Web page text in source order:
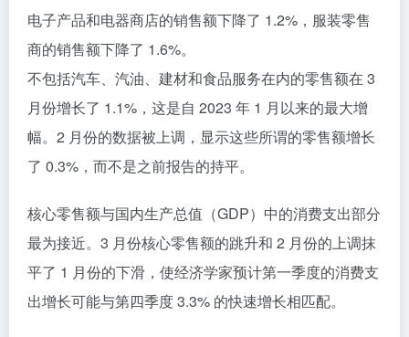
电子产品和电器商店的销售额下降了 1.2%，服装零售
商的销售额下降了 1.6%。
不包括汽车、汽油、建材和食品服务在内的零售额在 3
月份增长了 1.1%，这是自 2023 年 1 月以来的最大增
幅。2 月份的数据被上调，显示这些所谓的零售额增长
了 0.3%，而不是之前报告的持平。
核心零售额与国内生产总值（GDP）中的消费支出部分
最为接近。3 月份核心零售额的跳升和 2 月份的上调抹
平了 1 月份的下滑，使经济学家预计第一季度的消费支
出增长可能与第四季度 3.3% 的快速增长相匹配。